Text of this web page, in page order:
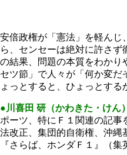
安倍政権が「憲法」を軽んじ
ら、センセーは絶対に許さ
の結果、問題の本質をわかり
セツ節」で人々が「何か変
ょっとすると、ひょっとする
●川喜田 研（かわきた・けん）
ポーツ、特にＦ１関連の記
法改正、集団的自衛権、沖縄
『さらば、ホンダＦ１』（集